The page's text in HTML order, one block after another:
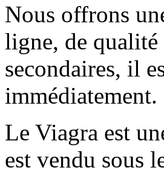
Nous offrons
ligne, de qualité
secondaires, il
immédiatement.
Le Viagra est
est vendu sous